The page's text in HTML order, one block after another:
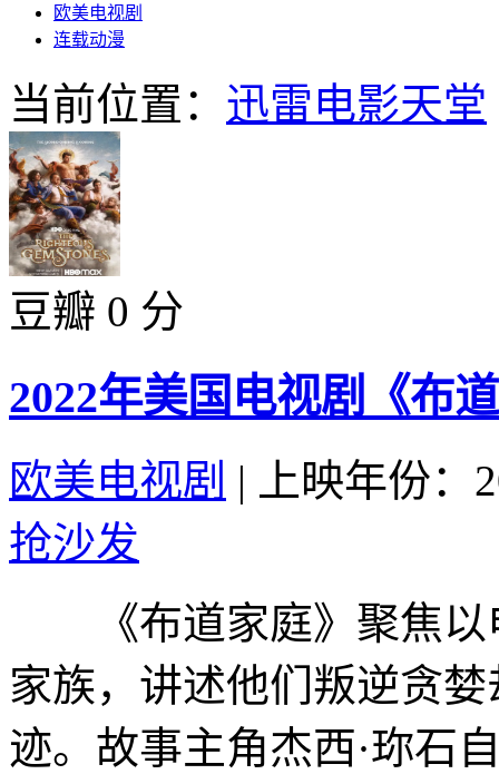
欧美电视剧
连载动漫
当前位置： 迅雷电影天堂
豆瓣 0 分
2022年美国电视剧《布
欧美电视剧 |
上映年份：
抢沙发
《布道家庭》聚焦以
家族，讲述他们叛逆贪
迹。故事主角杰西·珎石